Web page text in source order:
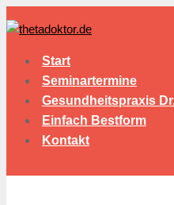
Start
Seminartermine
Gesundheitspraxis
Einfach Bestform
Kontakt